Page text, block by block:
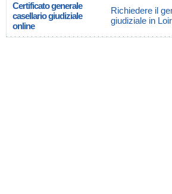
Certificato generale
casellario giudiziale
online
Richiedere il
giudiziale in